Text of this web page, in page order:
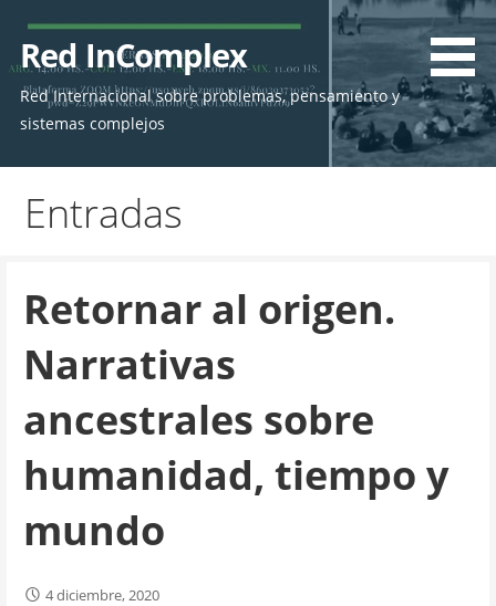
content
Red InComplex
Red Internacional sobre problemas, pensamiento y
sistemas complejos
Entradas
Retornar al origen.
Narrativas
ancestrales sobre
humanidad, tiempo y
mundo
4 diciembre, 2020